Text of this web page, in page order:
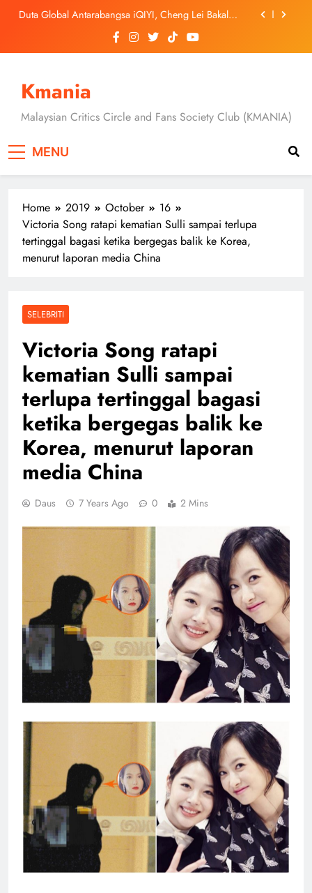
September Ini
‘Dibunuh atau Membunuh’: Filem ‘Tiket Sehala’
3 Sebab Untuk Mula Menonton “My Bias, My Boss”,
Kini Distrim di HBO Max Malaysia
SEUNGKWAN dan DINO SEVENTEEN
Duta Global Antarabangsa iQIYI, Cheng Lei Bakal
Buat Penampilan Istimewa di Kuala Lumpur
September Ini
Satukan Empat Negara Asia
3 Sebab Untuk Mula Menonton “My Bias, My Boss”,
Kini Distrim di HBO Max Malaysia
Kmania
Malaysian Critics Circle and Fans Society Club (KMANIA)
MENU
Home 2019 October
16
Victoria Song ratapi kematian Sulli sampai terlupa
tertinggal bagasi ketika bergegas balik ke Korea,
menurut laporan media China
SELEBRITI
Victoria Song ratapi
kematian Sulli sampai
terlupa tertinggal bagasi
ketika bergegas balik ke
Korea, menurut laporan
media China
Daus 7 Years Ago 0 2 Mins